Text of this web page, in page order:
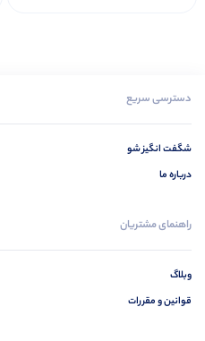
دسترسی سریع
شگفت انگیز شو
درباره ما
راهنمای مشتریان
وبلاگ
قوانین و مقررات